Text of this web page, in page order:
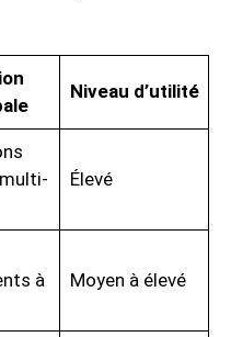
Niveau d’utilité
Élevé
à
Moyen à élevé